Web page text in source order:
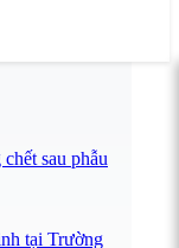
sau phẫu
tại Trường